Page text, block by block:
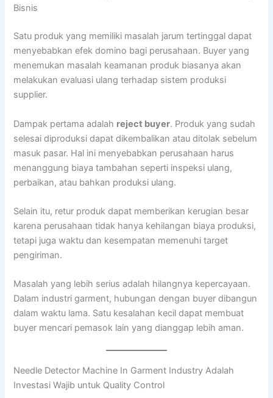
Bisnis
Satu produk yang memiliki masalah jarum tertinggal dapat
menyebabkan efek domino bagi perusahaan. Buyer yang
menemukan masalah keamanan produk biasanya akan
melakukan evaluasi ulang terhadap sistem produksi
supplier.
Dampak pertama adalah reject buyer. Produk yang sudah
selesai diproduksi dapat dikembalikan atau ditolak sebelum
masuk pasar. Hal ini menyebabkan perusahaan harus
menanggung biaya tambahan seperti inspeksi ulang,
perbaikan, atau bahkan produksi ulang.
Selain itu, retur produk dapat memberikan kerugian besar
karena perusahaan tidak hanya kehilangan biaya produksi,
tetapi juga waktu dan kesempatan memenuhi target
pengiriman.
Masalah yang lebih serius adalah hilangnya kepercayaan.
Dalam industri garment, hubungan dengan buyer dibangun
dalam waktu lama. Satu kesalahan kecil dapat membuat
buyer mencari pemasok lain yang dianggap lebih aman.
Needle Detector Machine In Garment Industry Adalah
Investasi Wajib untuk Quality Control